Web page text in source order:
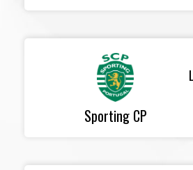
Sporting CP